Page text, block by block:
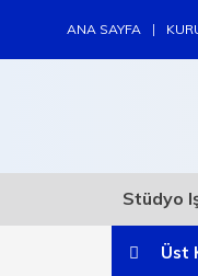
ANA SAYFA |
Stüdyo
Üst